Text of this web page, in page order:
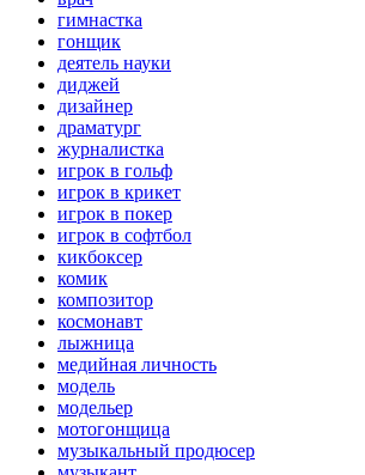
гимнастка
гонщик
деятель науки
диджей
дизайнер
драматург
журналистка
игрок в гольф
игрок в крикет
игрок в покер
игрок в софтбол
кикбоксер
комик
композитор
космонавт
лыжница
медийная личность
модель
модельер
мотогонщица
музыкальный продюсер